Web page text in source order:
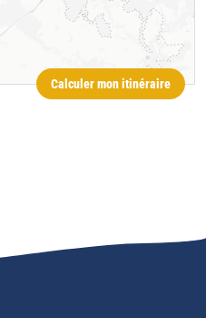
Calculer mon itinéraire